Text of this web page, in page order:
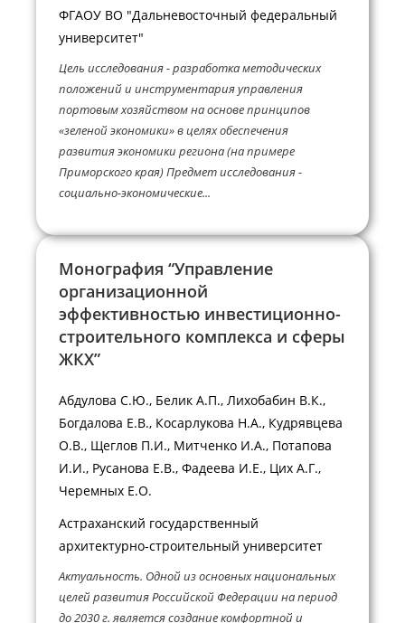
ФГАОУ ВО "Дальневосточный федеральный
университет"
Цель исследования - разработка методических
положений и инструментария управления
портовым хозяйством на основе принципов
«зеленой экономики» в целях обеспечения
развития экономики региона (на примере
Приморского края) Предмет исследования -
социально-экономические...
Монография “Управление
организационной
эффективностью инвестиционно-
строительного комплекса и сферы
ЖКХ”
Абдулова С.Ю., Белик А.П., Лихобабин В.К.,
Богдалова Е.В., Косарлукова Н.А., Кудрявцева
О.В., Щеглов П.И., Митченко И.А., Потапова
И.И., Русанова Е.В., Фадеева И.Е., Цих А.Г.,
Черемных Е.О.
Астраханский государственный
архитектурно-строительный университет
Актуальность. Одной из основных национальных
целей развития Российской Федерации на период
до 2030 г. является создание комфортной и